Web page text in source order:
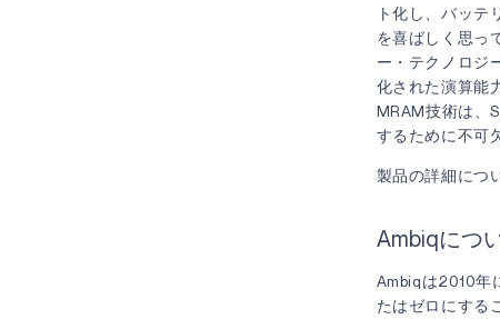
ト化し、バッテ
を喜ばしく思っ
ー・テクノロジ
化された演算能
MRAM技術は、
するために不可
製品の詳細につ
Ambiqにつ
Ambiqは2010年
たはゼロにする